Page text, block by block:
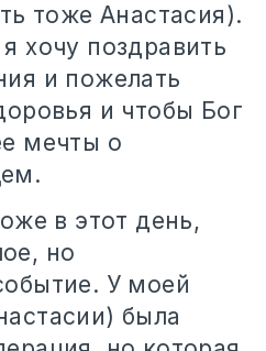
тоже Анастасия).
хочу поздравить
и пожелать
и чтобы Бог
мечты о
в этот день,
но
У моей
была